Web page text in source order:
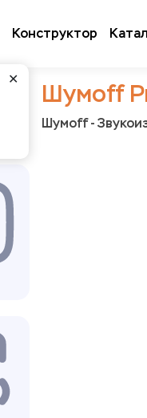
Конструктор
✕
Шумoff
Шумoff -